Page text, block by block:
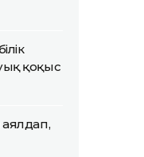
қоқыс